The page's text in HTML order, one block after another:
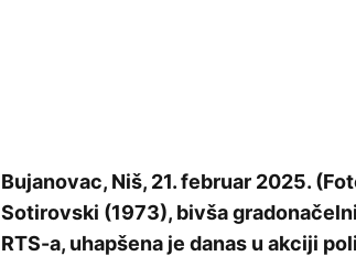
Bujanovac, Niš, 21. februar 2025.
Sotirovski (1973), bivša
RTS-a, uhapšena je danas u akciji